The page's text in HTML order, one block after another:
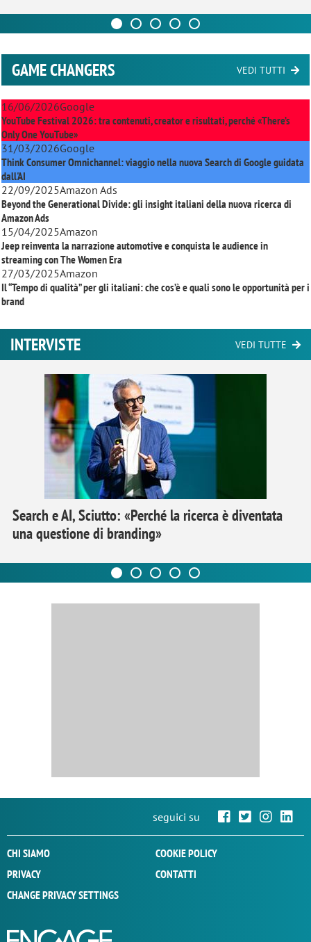
GAME CHANGERS VEDI TUTTI
16/06/2026Google
YouTube Festival 2026: tra contenuti, creator e risultati, perché «There’s
Only One YouTube»
31/03/2026Google
Think Consumer Omnichannel: viaggio nella nuova Search di Google guidata
dall'AI
22/09/2025Amazon Ads
Beyond the Generational Divide: gli insight italiani della nuova ricerca di
Amazon Ads
15/04/2025Amazon
Jeep reinventa la narrazione automotive e conquista le audience in
streaming conThe Women Era
27/03/2025Amazon
Il “Tempo di qualità” per gli italiani: che cos’è e quali sono le opportunità per i
brand
INTERVISTE VEDI TUTTE
Search e AI, Sciutto: «Perché la ricerca è diventata
una questione di branding»
seguici su
CHI SIAMO
COOKIE POLICY
PRIVACY
CONTATTI
CHANGE PRIVACY SETTINGS